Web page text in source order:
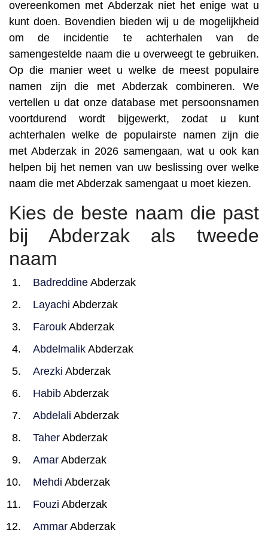
overeenkomen met Abderzak niet het enige wat u
kunt doen. Bovendien bieden wij u de mogelijkheid
om de incidentie te achterhalen van de
samengestelde naam die u overweegt te gebruiken.
Op die manier weet u welke de meest populaire
namen zijn die met Abderzak combineren. We
vertellen u dat onze database met persoonsnamen
voortdurend wordt bijgewerkt, zodat u kunt
achterhalen welke de populairste namen zijn die
met Abderzak in 2026 samengaan, wat u ook kan
helpen bij het nemen van uw beslissing over welke
naam die met Abderzak samengaat u moet kiezen.
Kies de beste naam die past
bij Abderzak als tweede
naam
Badreddine Abderzak
Layachi Abderzak
Farouk Abderzak
Abdelmalik Abderzak
Arezki Abderzak
Habib Abderzak
Abdelali Abderzak
Taher Abderzak
Amar Abderzak
Mehdi Abderzak
Fouzi Abderzak
Ammar Abderzak